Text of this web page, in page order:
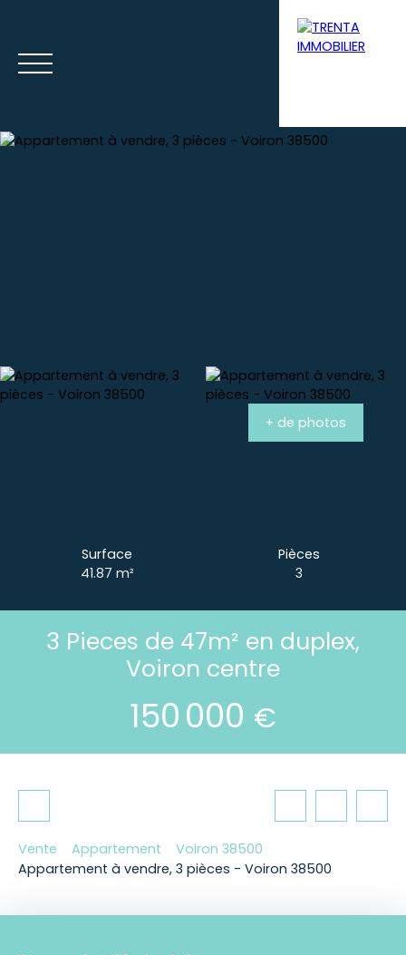
+ de photos
Surface
41.87 m²
Pièces
3
3 Pieces de 47m² en duplex,
Voiron centre
150 000 €
Vente Appartement
Voiron 38500
Appartement à vendre, 3 pièces - Voiron 38500